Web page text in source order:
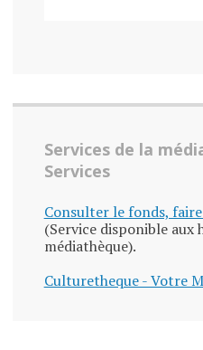
Services de la
Services
Consulter le fonds,
(Service disponible aux
médiathèque).
Culturetheque - Votre